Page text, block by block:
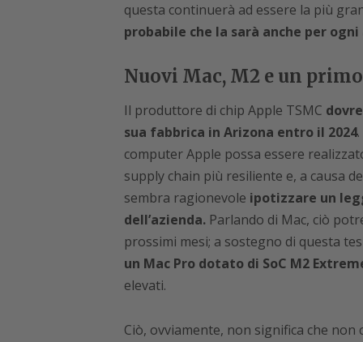
questa continuerà ad essere la più
probabile che la sarà anche per
Nuovi Mac, M2 e un
Il produttore di chip Apple TSMC
sua fabbrica in Arizona entro il 2024
computer Apple possa essere
supply chain più resiliente e, a causa
sembra ragionevole ipotizzare un
dell’azienda. Parlando di Mac, ciò
prossimi mesi; a sostegno di questa
un Mac Pro dotato di SoC M2
elevati.
Ciò, ovviamente, non significa che